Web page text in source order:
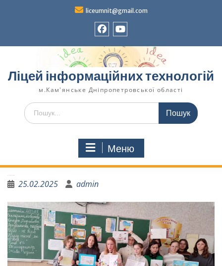
liceumnit@gmail.com
Ліцей інформаційних технологій
м.Кам'янське Дніпропетровської області
Меню
25.02.2025 admin